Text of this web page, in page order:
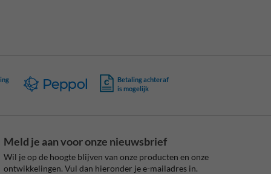
Betaling achteraf
is mogelijk
Meld je aan voor onze nieuwsbrief
Wil je op de hoogte blijven van onze producten en onze
ontwikkelingen. Vul dan hieronder je e-mailadres in.